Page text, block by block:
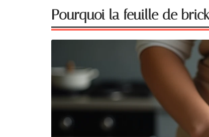
Pourquoi la feuille de